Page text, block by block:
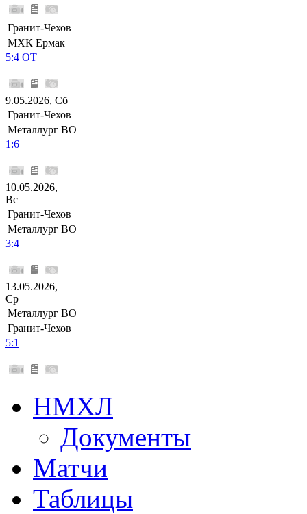
Гранит-Чехов
МХК Ермак
5:4 ОТ
9.05.2026, Сб
Гранит-Чехов
Металлург ВО
1:6
10.05.2026,
Вс
Гранит-Чехов
Металлург ВО
3:4
13.05.2026,
Ср
Металлург ВО
Гранит-Чехов
5:1
НМХЛ
Документы
Матчи
Таблицы